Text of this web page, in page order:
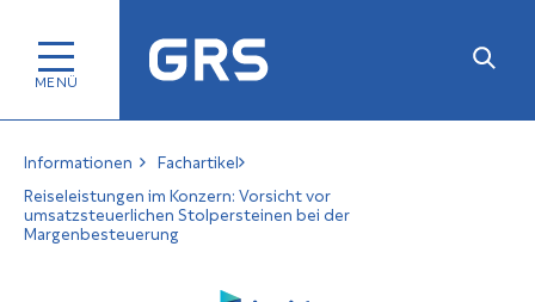
Informationen
Fachartikel
Reiseleistungen im Konzern: Vorsicht vor
umsatzsteuerlichen Stolpersteinen bei der
Margenbesteuerung